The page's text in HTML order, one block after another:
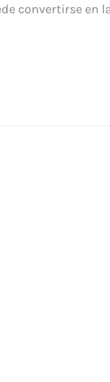
convertirse en